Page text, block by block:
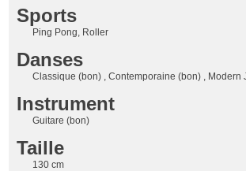
Sports
Ping Pong, Roller
Danses
Classique (bon) , Contemporaine (bon) , Modern
Instrument
Guitare (bon)
Taille
130 cm